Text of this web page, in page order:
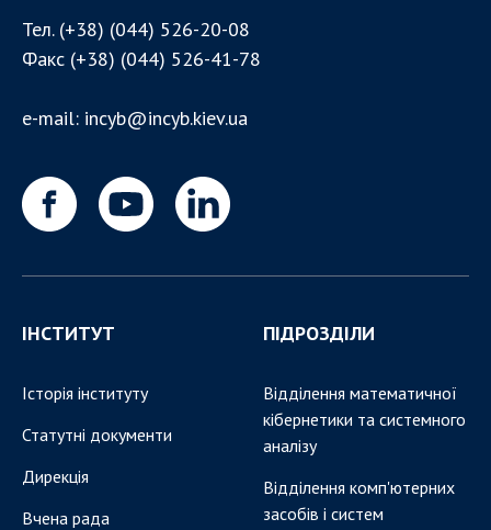
Науково-організаційні та допоміжні підрозділи
Співробітники
Документи
Аспірантура
Докторантура
НОВИНИ
100-РІЧЧЯ ВІД ДНЯ НАРОДЖЕННЯ В.М.
ГЛУШКОВА
Тел. (+38) (044) 526-20-08
Факс (+38) (044) 526-41-78
e-mail: incyb@incyb.kiev.ua
ІНСТИТУТ
Історія інституту
Статутні документи
Дирекція
Вчена рада
ПІДРОЗДІЛИ
Відділення математичної
кібернетики та системного
аналізу
Відділення комп'ютерних
засобів і систем